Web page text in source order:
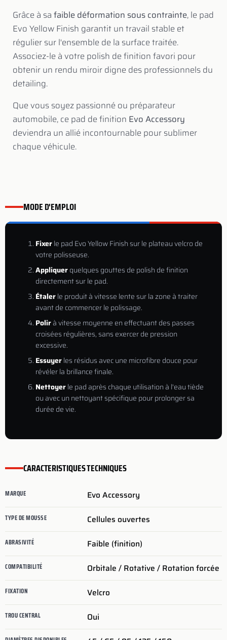
Grâce à safaible déformation sous contrainte, le pad
Evo Yellow Finish garantit un travail stable et
régulier sur l'ensemble de la surface traitée.
Associez-le à votre polish de finition favori pour
obtenir un rendu miroir digne des professionnels du
detailing.
Que vous soyez passionné ou préparateur
automobile, ce pad de finition Evo Accessory
deviendra un allié incontournable pour sublimer
chaque véhicule.
MODE D'EMPLOI
Fixerle pad Evo Yellow Finish sur le plateau velcro de
votre polisseuse.
Appliquerquelques gouttes de polish de finition
directement sur le pad.
Étalerle produit à vitesse lente sur la zone à traiter
avant de commencer le polissage.
Polirà vitesse moyenne en effectuant des passes
croisées régulières, sans exercer de pression
excessive.
Essuyerles résidus avec une microfibre douce pour
révéler la brillance finale.
Nettoyerle pad après chaque utilisation à l'eau tiède
ou avec un nettoyant spécifique pour prolonger sa
durée de vie.
CARACTERISTIQUES TECHNIQUES
MARQUE Evo Accessory
TYPE DE MOUSSE Cellules ouvertes
ABRASIVITÉ Faible (finition)
COMPATIBILITÉ Orbitale / Rotative / Rotation forcée
FIXATION Velcro
TROU CENTRAL Oui